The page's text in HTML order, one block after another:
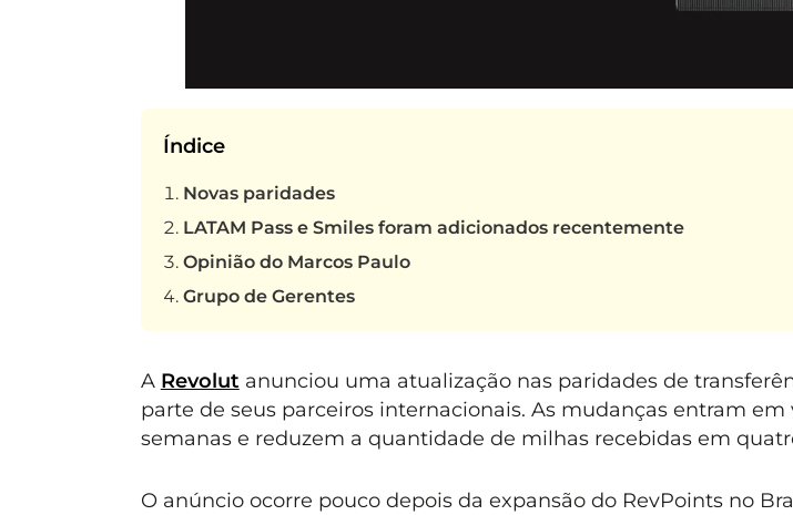
Índice
Novas paridades
LATAM Pass e Smiles foram adicionados recentemente
Opinião do Marcos Paulo
Grupo de Gerentes
A Revolut anunciou uma atualização nas paridades de
parte de seus parceiros internacionais. As mudanças entram
semanas e reduzem a quantidade de milhas recebidas em
O anúncio ocorre pouco depois da expansão do RevPoints no